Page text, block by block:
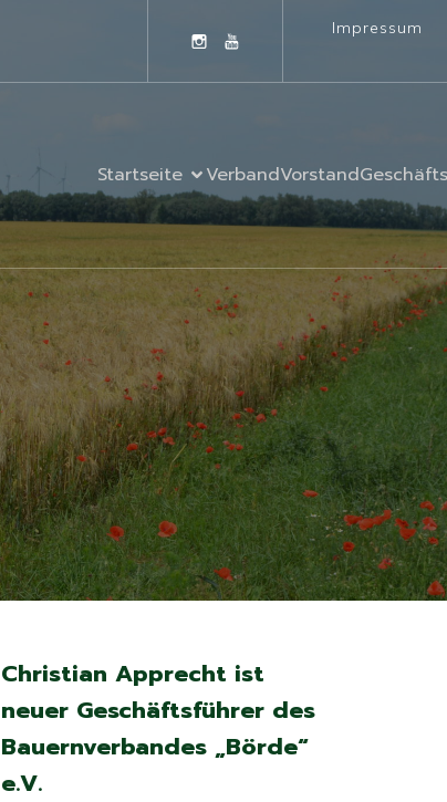
Impressum
Startseite VerbandVorstand
Christian Apprecht ist
neuer Geschäftsführer des
Bauernverbandes „Börde“
e.V.